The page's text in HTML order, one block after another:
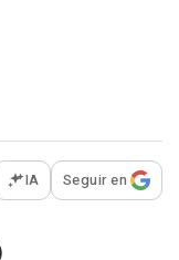
opciones para
IA Seguir en